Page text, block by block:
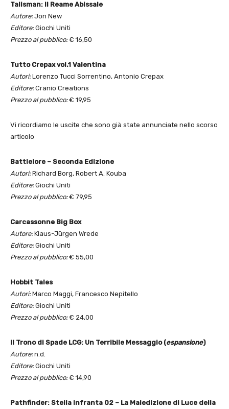
Talisman: Il Reame Abissale
Autore:Jon New
Editore:Giochi Uniti
Prezzo al pubblico:€ 16,50
Tutto Crepax vol.1 Valentina
Autori:Lorenzo Tucci Sorrentino, Antonio Crepax
Editore:Cranio Creations
Prezzo al pubblico:€ 19,95
Vi ricordiamo le uscite che sono già state annunciate nello scorso
articolo
Battlelore – Seconda Edizione
Autori:Richard Borg, Robert A. Kouba
Editore:Giochi Uniti
Prezzo al pubblico:€ 79,95
Carcassonne Big Box
Autore:Klaus-Jürgen Wrede
Editore:Giochi Uniti
Prezzo al pubblico:€ 55,00
Hobbit Tales
Autori:Marco Maggi, Francesco Nepitello
Editore:Giochi Uniti
Prezzo al pubblico:€ 24,00
Il Trono di Spade LCG: Un Terribile Messaggio (espansione)
Autore:n.d.
Editore:Giochi Uniti
Prezzo al pubblico:€ 14,90
Pathfinder: Stella Infranta 02 – La Maledizione di Luce della